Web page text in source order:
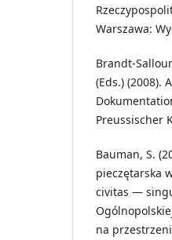
Warszawa:
Brandt-
(Eds.) (2008).
Preussischer
Bauman, S.
pieczętarska
civitas —
na